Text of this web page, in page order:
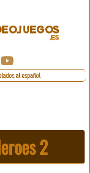
al español
2